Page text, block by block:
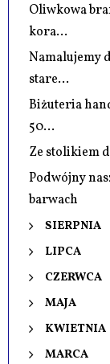
Oliwkowa
kora...
Namalujemy
stare...
Biżuteria
50...
Ze stolikiem
Podwójny
barwach
SIERPNIA
LIPCA
CZERWCA
MAJA
KWIETNIA
MARCA